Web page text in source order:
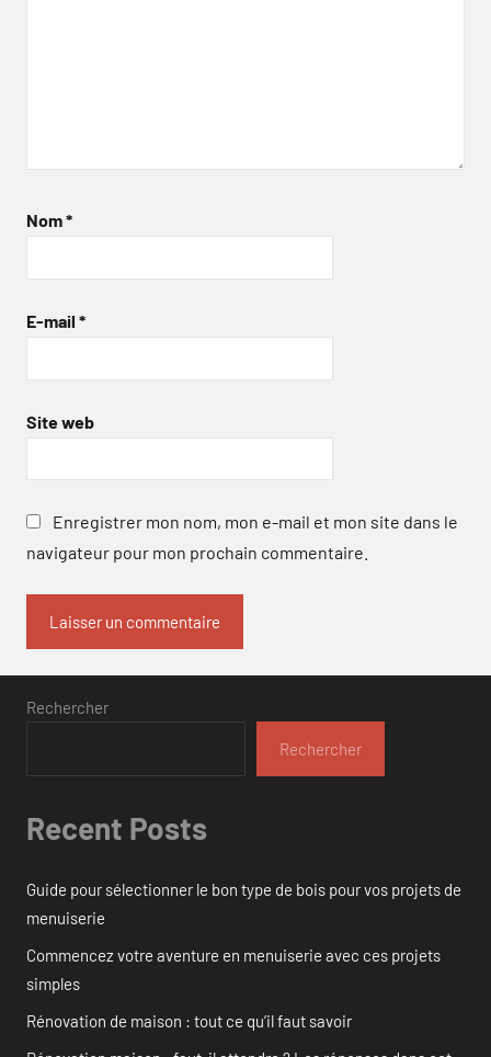
Nom*
E-mail *
Site web
Enregistrer mon nom, mon e-mail et mon site dans le
navigateur pour mon prochain commentaire.
Rechercher
Rechercher
Recent Posts
Guide pour sélectionner le bon type de bois pour vos projets de
menuiserie
Commencez votre aventure en menuiserie avec ces projets
simples
Rénovation de maison : tout ce qu’il faut savoir